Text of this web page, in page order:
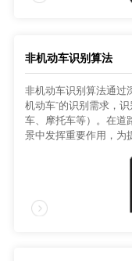
非机动车识别算法
非机动车识别算法通过
机动车”的识别需求，
车、摩托车等）。在道
景中发挥重要作用，为